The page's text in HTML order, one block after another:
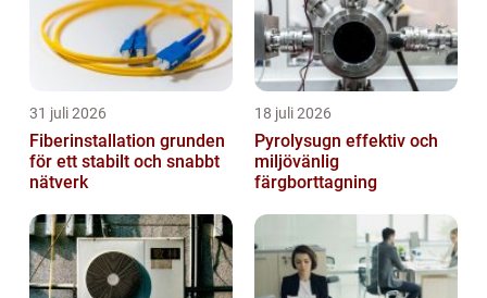
31 juli 2026
Fiberinstallation grunden
för ett stabilt och snabbt
nätverk
18 juli 2026
Pyrolysugn effektiv och
miljövänlig
färgborttagning